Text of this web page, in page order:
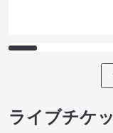
ライブチケ